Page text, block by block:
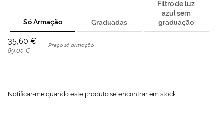
Só Armação
35,60 €
89,00 €
Preço só armação
Graduadas
Filtro de luz
azul sem
graduação
Notificar-me quando este produto se encontrar em stock